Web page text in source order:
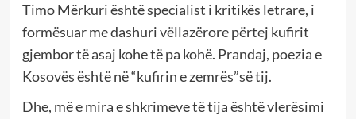
Timo Mërkuri është specialist i kritikës letrare, i
formësuar me dashuri vëllazërore përtej kufirit
gjembor të asaj kohe të pa kohë. Prandaj, poezia e
Kosovës është në “kufirin e zemrës”së tij.
Dhe, më e mira e shkrimeve të tija është vlerësimi